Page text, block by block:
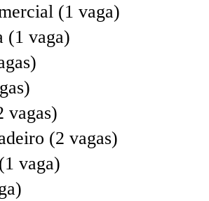
(1 vaga)
(1 vaga)
vagas)
(2 vagas)
vaga)